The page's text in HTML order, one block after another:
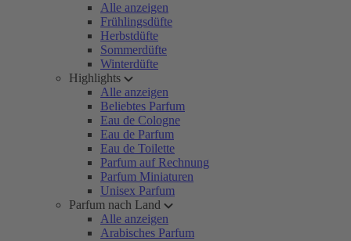
Alle anzeigen
Frühlingsdüfte
Herbstdüfte
Sommerdüfte
Winterdüfte
Highlights
Alle anzeigen
Beliebtes Parfum
Eau de Cologne
Eau de Parfum
Eau de Toilette
Parfum auf Rechnung
Parfum Miniaturen
Unisex Parfum
Parfum nach Land
Alle anzeigen
Arabisches Parfum